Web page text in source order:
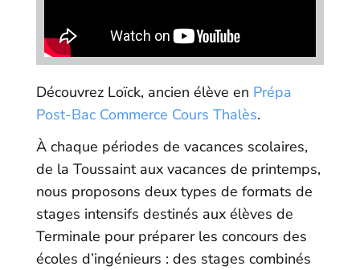
Découvrez Loïck, ancien élève en Prépa
Post-Bac Commerce Cours Thalès.
À chaque périodes de vacances scolaires,
de la Toussaint aux vacances de printemps,
nous proposons deux types de formats de
stages intensifs destinés aux élèves de
Terminale pour préparer les concours des
écoles d’ingénieurs : des stages combinés